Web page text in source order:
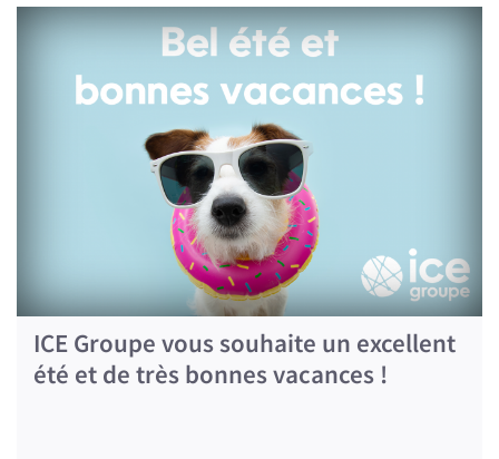
ICE Groupe vous souhaite un excellent
été et de très bonnes vacances !